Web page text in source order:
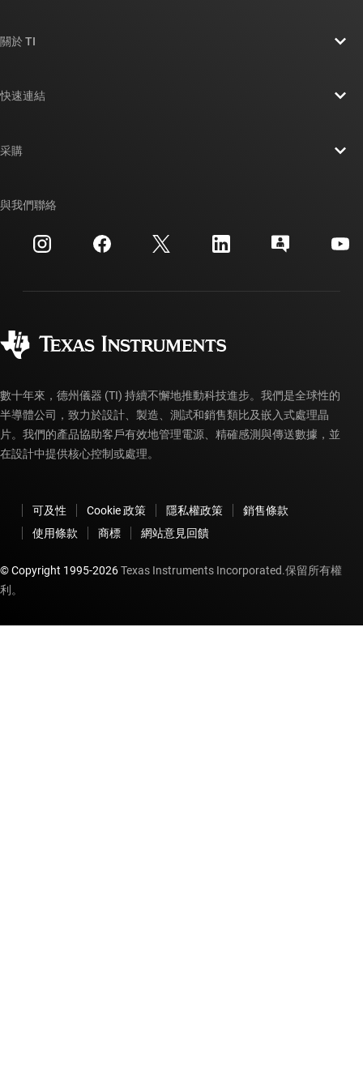
關於 TI
投資人關系
製造
快速連結
交互參考搜索
客戶支援中心
myTI 帳戶常見問題解答
采購
訂購 FAQ
與我們聯絡
數十年來，德州儀器 (TI) 持續不懈地推動科技進步。我們是全球性的
半導體公司，致力於設計、製造、測試和銷售類比及嵌入式處理晶
片。我們的產品協助客戶有效地管理電源、精確感測與傳送數據，並
在設計中提供核心控制或處理。
可及性 Cookie 政策 隱私權政策
銷售條款
使用條款
商標 網站意見回饋
© Copyright 1995-2026Texas Instruments Incorporated.保留所有權
利。